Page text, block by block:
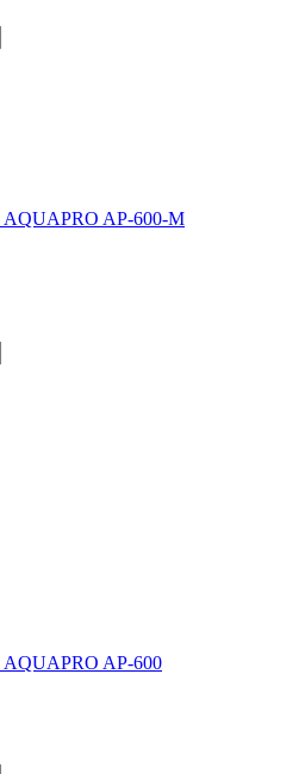
AQUAPRO AP-600-M
AQUAPRO AP-600